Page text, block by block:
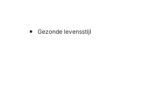
Gezonde levensstijl